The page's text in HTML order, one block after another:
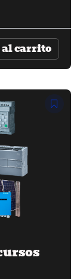
carrito
los cursos